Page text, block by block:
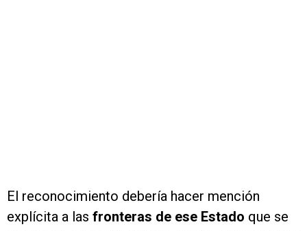
El reconocimiento debería hacer mención
explícita a las fronteras de ese Estado que se